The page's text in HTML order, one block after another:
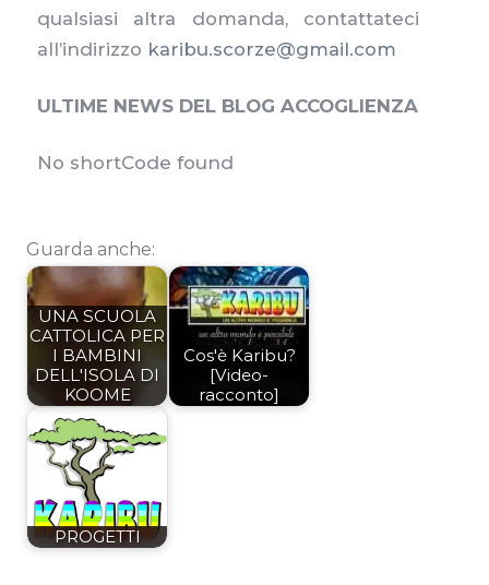
qualsiasi altra domanda, contattateci
all’indirizzo karibu.scorze@gmail.com
ULTIME NEWS DEL BLOG ACCOGLIENZA
No shortCode found
Guarda anche:
UNA SCUOLA
CATTOLICA PER
I BAMBINI
DELL'ISOLA DI
KOOME​
Cos'è Karibu?
[Video-
racconto]
PROGETTI